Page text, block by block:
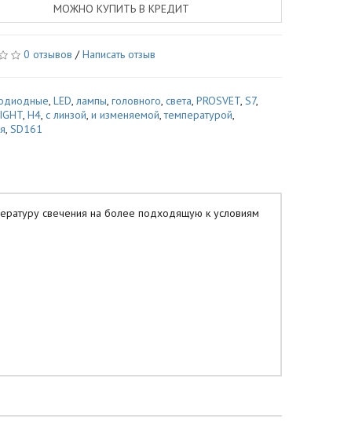
МОЖНО КУПИТЬ В КРЕДИТ
0 отзывов /Написать отзыв
,LED,лампы,головного,света,PROSVET,S7,
,H4,с линзой,и изменяемой,температурой,
,SD161
свечения на более подходящую к условиям